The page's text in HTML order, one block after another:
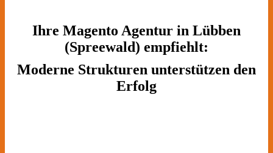
Ihre Magento Agentur in Lübben
(Spreewald) empfiehlt:
Moderne Strukturen unterstützen den
Erfolg